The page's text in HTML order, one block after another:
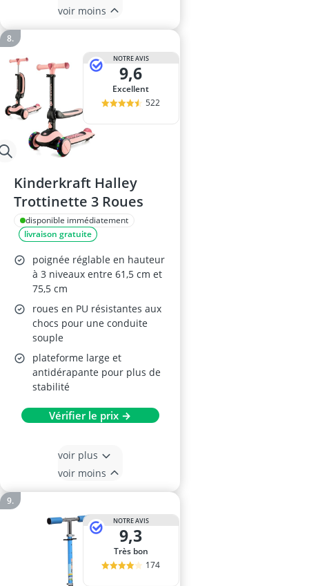
voir moins
NOTRE AVIS
9,6
Excellent
522
Kinderkraft Halley
Trottinette 3 Roues
disponible immédiatement
livraison gratuite
poignée réglable en hauteur
à 3 niveaux entre 61,5 cm et
75,5 cm
roues en PU résistantes aux
chocs pour une conduite
souple
plateforme large et
antidérapante pour plus de
stabilité
Vérifier le prix →
voir plus
voir moins
NOTRE AVIS
9,3
Très bon
174